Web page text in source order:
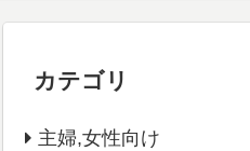
カテゴリ
主婦,女性向け